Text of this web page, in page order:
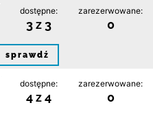
dostępne:
3 z 3
zarezerwowane:
0
sprawdź
dostępne:
4 z 4
zarezerwowane:
0